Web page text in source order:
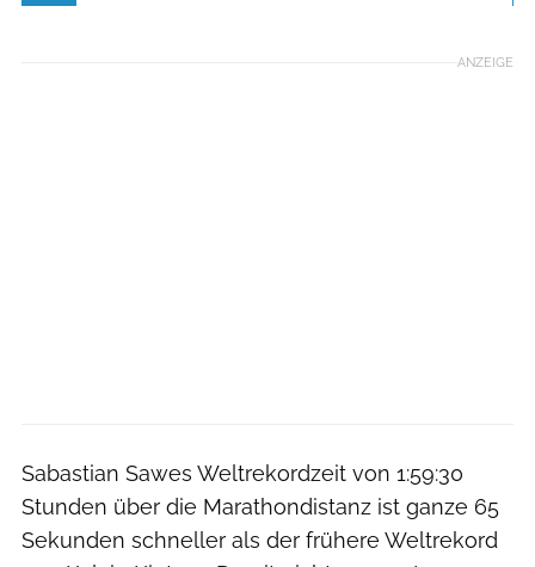
ANZEIGE
Sabastian Sawes Weltrekordzeit von 1:59:30
Stunden über die Marathondistanz ist ganze 65
Sekunden schneller als der frühere Weltrekord